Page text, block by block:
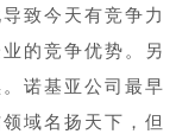
致今天有竞争力
的竞争优势。另
诺基亚公司最早
域名扬天下，但